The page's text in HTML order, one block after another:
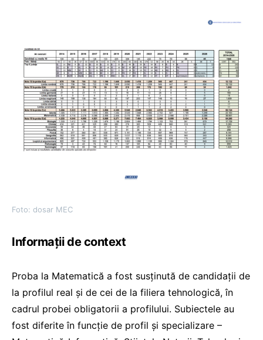
Foto: dosar MEC
Informații de context
Proba la Matematică a fost susținută de candidații de
la profilul real și de cei de la filiera tehnologică, în
cadrul probei obligatorii a profilului. Subiectele au
fost diferite în funcție de profil și specializare –